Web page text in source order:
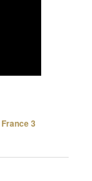
France 3